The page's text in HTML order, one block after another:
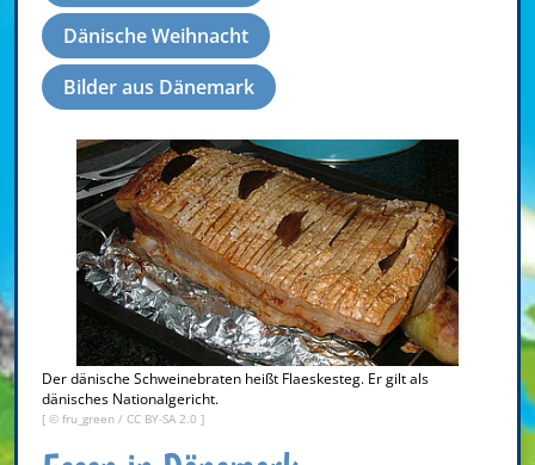
Dänische Weihnacht
Bilder aus Dänemark
Der dänische Schweinebraten heißt Flaeskesteg. Er gilt als
dänisches Nationalgericht.
[ © fru_green / CC BY-SA 2.0 ]